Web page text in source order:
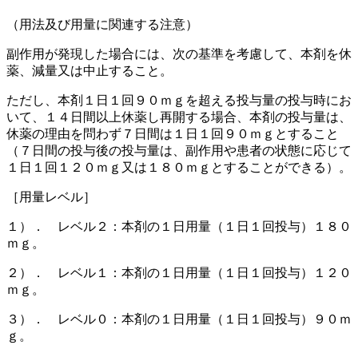
（用法及び用量に関連する注意）
副作用が発現した場合には、次の基準を考慮して、本剤を休
薬、減量又は中止すること。
ただし、本剤１日１回９０ｍｇを超える投与量の投与時にお
いて、１４日間以上休薬し再開する場合、本剤の投与量は、
休薬の理由を問わず７日間は１日１回９０ｍｇとすること
（７日間の投与後の投与量は、副作用や患者の状態に応じて
１日１回１２０ｍｇ又は１８０ｍｇとすることができる）。
［用量レベル］
１）． レベル２：本剤の１日用量（１日１回投与）１８０
ｍｇ。
２）． レベル１：本剤の１日用量（１日１回投与）１２０
ｍｇ。
３）． レベル０：本剤の１日用量（１日１回投与）９０ｍ
ｇ。